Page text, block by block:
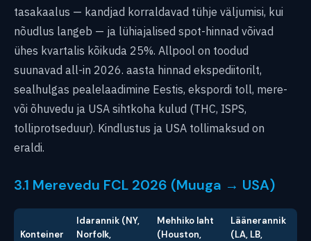
tasakaalus — kandjad korraldavad tühje väljumisi, kui
nõudlus langeb — ja lühiajalised spot-hinnad võivad
ühes kvartalis kõikuda 25%. Allpool on toodud
suunavad all-in 2026. aasta hinnad ekspediitorilt,
sealhulgas pealelaadimine Eestis, ekspordi toll, mere-
või õhuvedu ja USA sihtkoha kulud (THC, ISPS,
tolliprotseduur). Kindlustus ja USA tollimaksud on
eraldi.
3.1 Merevedu FCL 2026 (Muuga → USA)
Konteiner
Idarannik (NY,
Norfolk,
Mehhiko laht
(Houston,
Läänerannik
(LA, LB,